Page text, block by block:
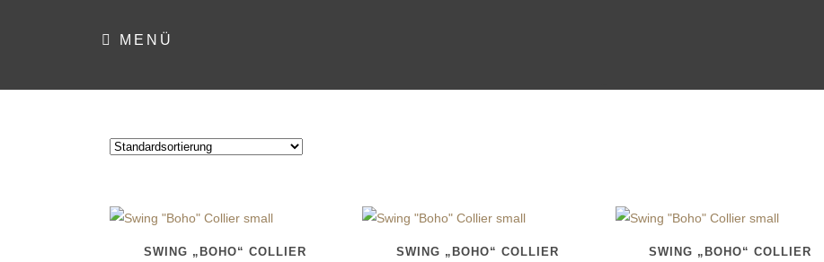
MENÜ
SWING „BOHO“ COLLIER
SWING „BOHO“ COLLIER
SWING „BOHO“ COLLIER